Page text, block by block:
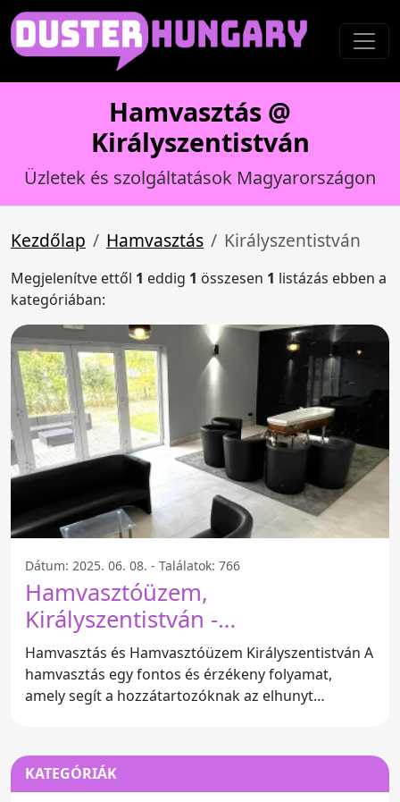
Hamvasztás @
Királyszentistván
Üzletek és szolgáltatások Magyarországon
Kezdőlap Hamvasztás Királyszentistván
Megjelenítve ettől 1 eddig 1 összesen 1 listázás ebben a
kategóriában:
Dátum: 2025. 06. 08. - Találatok: 766
Hamvasztóüzem,
Királyszentistván -
Királyszentistván
Hamvasztás és Hamvasztóüzem Királyszentistván A
hamvasztás egy fontos és érzékeny folyamat,
amely segít a hozzátartozóknak az elhunyt
KATEGÓRIÁK